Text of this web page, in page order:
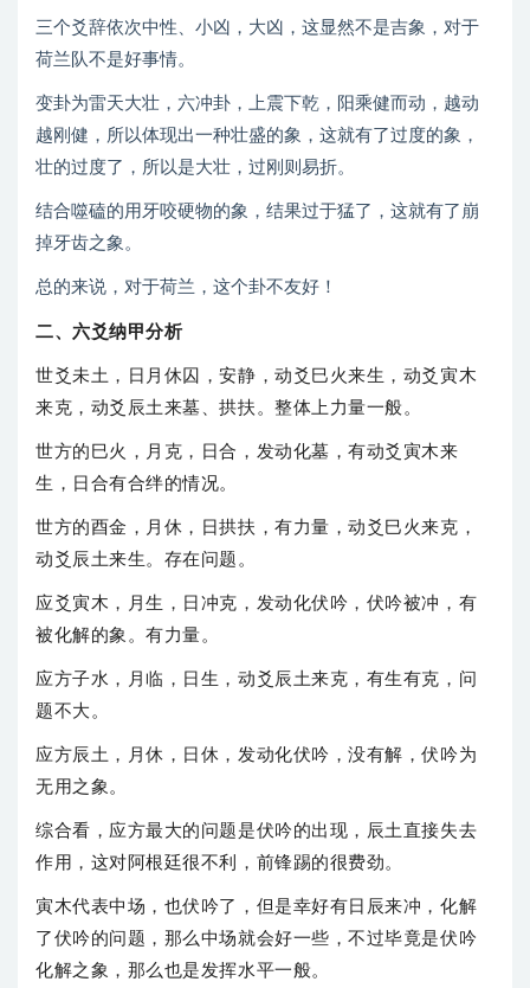
三个爻辞依次中性、小凶，大凶，这显然不是吉象，对于
荷兰队不是好事情。
变卦为雷天大壮，六冲卦，上震下乾，阳乘健而动，越动
越刚健，所以体现出一种壮盛的象，这就有了过度的象，
壮的过度了，所以是大壮，过刚则易折。
结合噬磕的用牙咬硬物的象，结果过于猛了，这就有了崩
掉牙齿之象。
总的来说，对于荷兰，这个卦不友好！
二、六爻纳甲分析
世爻未土，日月休囚，安静，动爻巳火来生，动爻寅木
来克，动爻辰土来墓、拱扶。整体上力量一般。
世方的巳火，月克，日合，发动化墓，有动爻寅木来
生，日合有合绊的情况。
世方的酉金，月休，日拱扶，有力量，动爻巳火来克，
动爻辰土来生。存在问题。
应爻寅木，月生，日冲克，发动化伏吟，伏吟被冲，有
被化解的象。有力量。
应方子水，月临，日生，动爻辰土来克，有生有克，问
题不大。
应方辰土，月休，日休，发动化伏吟，没有解，伏吟为
无用之象。
综合看，应方最大的问题是伏吟的出现，辰土直接失去
作用，这对阿根廷很不利，前锋踢的很费劲。
寅木代表中场，也伏吟了，但是幸好有日辰来冲，化解
了伏吟的问题，那么中场就会好一些，不过毕竟是伏吟
化解之象，那么也是发挥水平一般。